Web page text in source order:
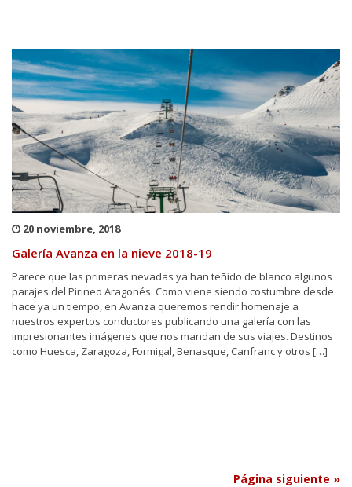
20 noviembre, 2018
Galería Avanza en la nieve 2018-19
Parece que las primeras nevadas ya han teñido de blanco algunos
parajes del Pirineo Aragonés. Como viene siendo costumbre desde
hace ya un tiempo, en Avanza queremos rendir homenaje a
nuestros expertos conductores publicando una galería con las
impresionantes imágenes que nos mandan de sus viajes. Destinos
como Huesca, Zaragoza, Formigal, Benasque, Canfranc y otros […]
Página siguiente »